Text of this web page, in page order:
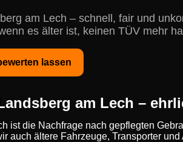
am Lech – schnell, fair und
es älter ist, keinen TÜV mehr
lassen
am Lech –
ist die Nachfrage nach gepflegten
auch ältere Fahrzeuge, Transporter